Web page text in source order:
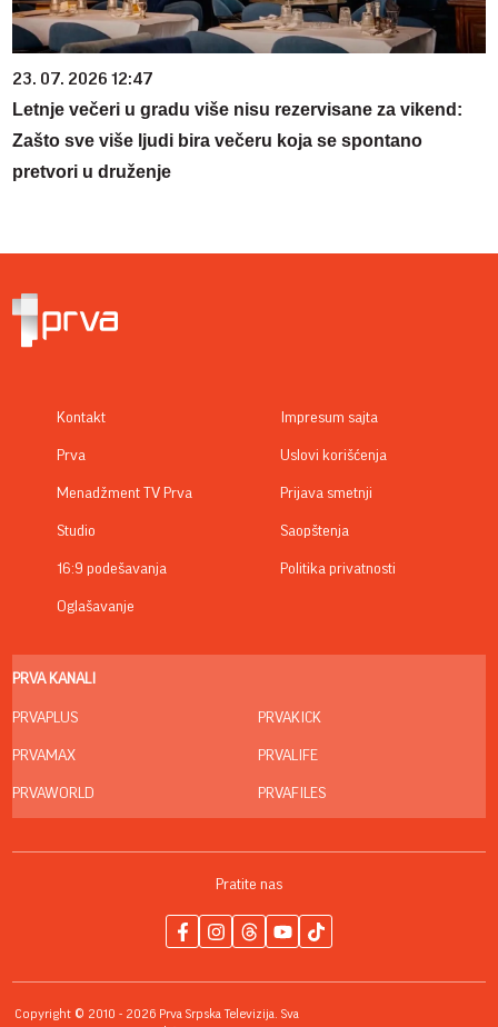
23. 07. 2026 12:47
Letnje večeri u gradu više nisu rezervisane za vikend:
Zašto sve više ljudi bira večeru koja se spontano
pretvori u druženje
Kontakt
Prva
Menadžment TV Prva
Studio
16:9 podešavanja
Oglašavanje
Impresum sajta
Uslovi korišćenja
Prijava smetnji
Saopštenja
Politika privatnosti
PRVA KANALI
PRVAPLUS
PRVAMAX
PRVAWORLD
PRVAKICK
PRVALIFE
PRVAFILES
Pratite nas
Copyright © 2010 - 2026 Prva Srpska Televizija. Sva